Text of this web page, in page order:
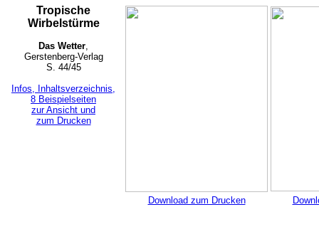
Tropische
Wirbelstürme
Das Wetter,
Gerstenberg-Verlag
S. 44/45
Infos, Inhaltsverzeichnis,
8 Beispielseiten
zur Ansicht und
zum Drucken
Download zum Drucken